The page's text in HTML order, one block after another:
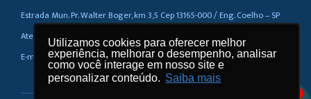
Utilizamos cookies para oferecer melhor
experiência, melhorar o desempenho, analisar
como você interage em nosso site e
personalizar conteúdo. Saiba mais
Estrada Mun. Pr. Walter Boger, km 3,5 Cep 13165-000 / Eng. Coelho – SP
Atendimento:
(019) 3858-5100 / 0800-770-0323
E-mail: ead@unasp.br